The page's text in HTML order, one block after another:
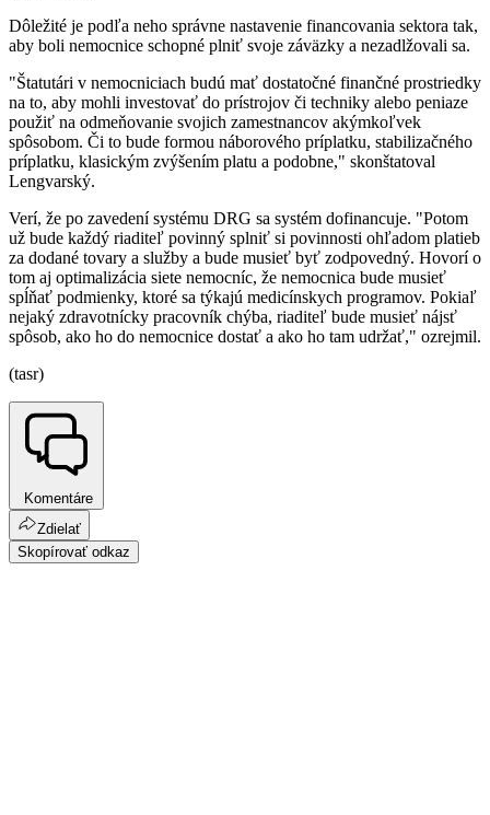
Dôležité je podľa neho správne nastavenie financovania sektora tak,
aby boli nemocnice schopné plniť svoje záväzky a nezadlžovali sa.
"Štatutári v nemocniciach budú mať dostatočné finančné prostriedky
na to, aby mohli investovať do prístrojov či techniky alebo peniaze
použiť na odmeňovanie svojich zamestnancov akýmkoľvek
spôsobom. Či to bude formou náborového príplatku, stabilizačného
príplatku, klasickým zvýšením platu a podobne," skonštatoval
Lengvarský.
Verí, že po zavedení systému DRG sa systém dofinancuje. "Potom
už bude každý riaditeľ povinný splniť si povinnosti ohľadom platieb
za dodané tovary a služby a bude musieť byť zodpovedný. Hovorí o
tom aj optimalizácia siete nemocníc, že nemocnica bude musieť
spĺňať podmienky, ktoré sa týkajú medicínskych programov. Pokiaľ
nejaký zdravotnícky pracovník chýba, riaditeľ bude musieť nájsť
spôsob, ako ho do nemocnice dostať a ako ho tam udržať," ozrejmil.
(tasr)
Komentáre
Zdielať
Skopírovať odkaz